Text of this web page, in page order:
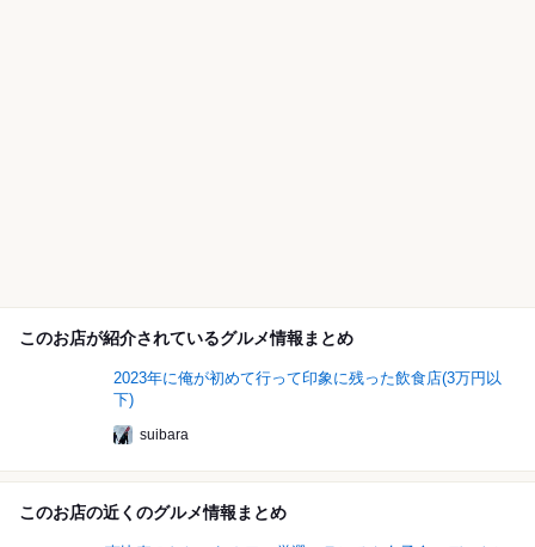
このお店が紹介されているグルメ情報まとめ
2023年に俺が初めて行って印象に残った飲食店(3万円以
下)
suibara
このお店の近くのグルメ情報まとめ